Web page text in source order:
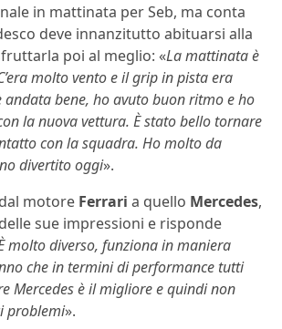
in mattinata per Seb, ma conta
deve innanzitutto abituarsi alla
poi al meglio: «La mattinata è
molto vento e il grip in pista era
andata bene, ho avuto buon ritmo e ho
la nuova vettura. È stato bello tornare
con la squadra. Ho molto da
divertito oggi».
motore Ferrari a quello Mercedes,
sue impressioni e risponde
molto diverso, funziona in maniera
che in termini di performance tutti
Mercedes è il migliore e quindi non
problemi».